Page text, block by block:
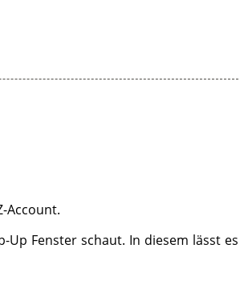
Account.
Fenster schaut. In diesem lässt es